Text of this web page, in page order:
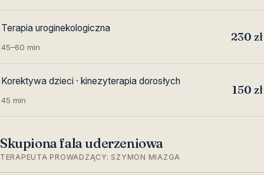
Terapia uroginekologiczna
45–60 min
230 zł
Korektywa dzieci · kinezyterapia dorosłych
45 min
150 zł
Skupiona fala uderzeniowa
TERAPEUTA PROWADZĄCY: SZYMON MIAZGA